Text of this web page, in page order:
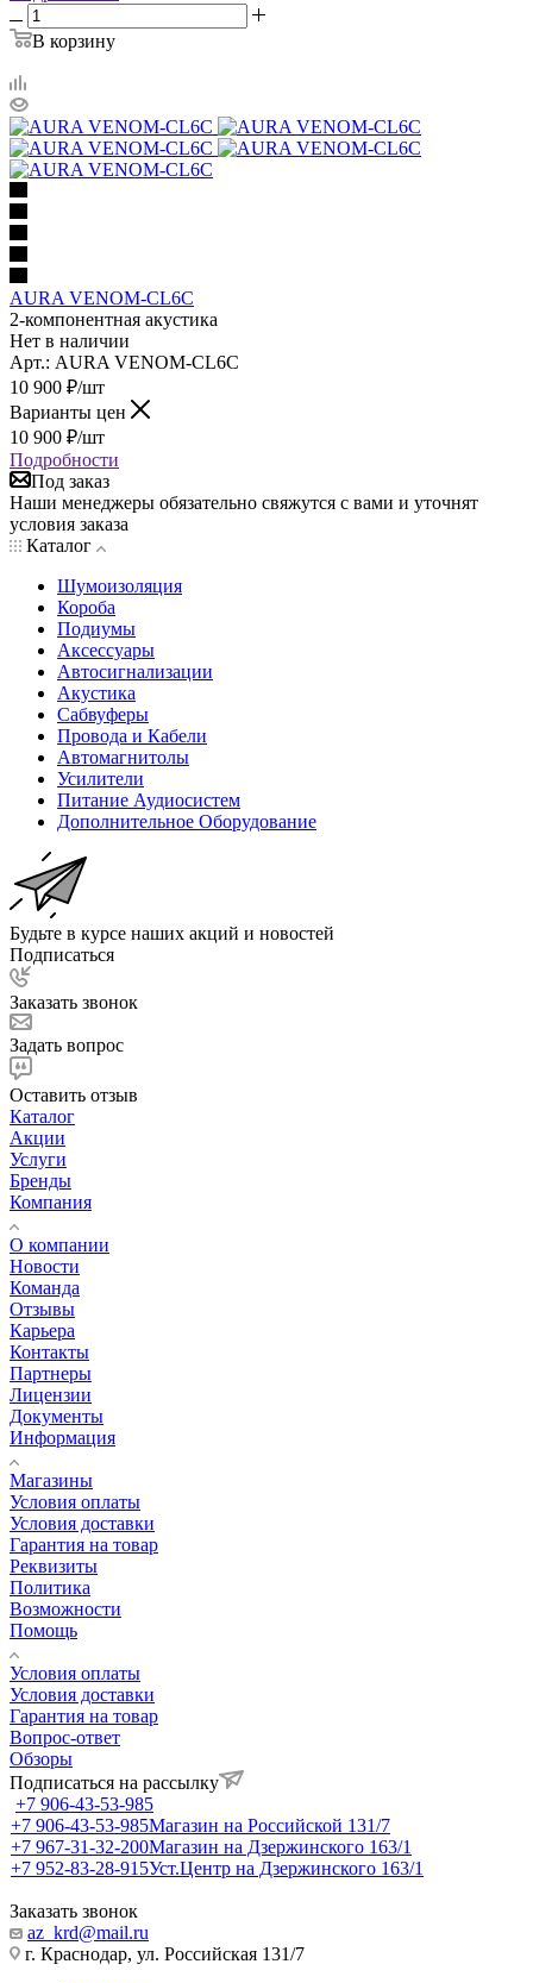
В корзину
AURA VENOM-CL6C
2-компонентная акустика
Нет в наличии
Арт.: AURA VENOM-CL6C
10 900 ₽/шт
Варианты цен
10 900 ₽/шт
Подробности
Под заказ
Наши менеджеры обязательно свяжутся с вами и уточнят
условия заказа
Каталог
Шумоизоляция
Короба
Подиумы
Аксессуары
Автосигнализации
Акустика
Сабвуферы
Провода и Кабели
Автомагнитолы
Усилители
Питание Аудиосистем
Дополнительное Оборудование
Будьте в курсе наших акций и новостей
Подписаться
Заказать звонок
Задать вопрос
Оставить отзыв
Каталог
Акции
Услуги
Бренды
Компания
О компании
Новости
Команда
Отзывы
Карьера
Контакты
Партнеры
Лицензии
Документы
Информация
Магазины
Условия оплаты
Условия доставки
Гарантия на товар
Реквизиты
Политика
Возможности
Помощь
Условия оплаты
Условия доставки
Гарантия на товар
Вопрос-ответ
Обзоры
Подписаться на рассылку
+7 906-43-53-985
+7 906-43-53-985Магазин на Российской 131/7
+7 967-31-32-200Магазин на Дзержинского 163/1
+7 952-83-28-915Уст.Центр на Дзержинского 163/1
Заказать звонок
az_krd@mail.ru
г. Краснодар, ул. Российская 131/7